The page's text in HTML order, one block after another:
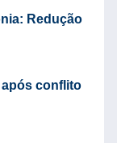
Redução
após conflito